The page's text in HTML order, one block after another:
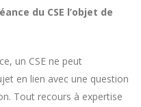
du CSE l’objet de
un CSE ne peut
en lien avec une question
Tout recours à expertise